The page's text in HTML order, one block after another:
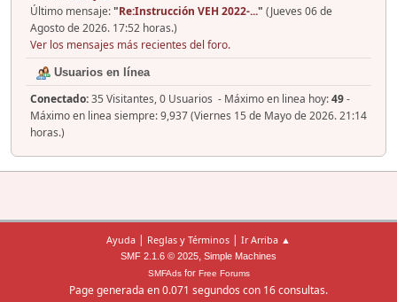
Último mensaje:"Re:Instrucción VEH 2022-..." (Jueves 06 de
Agosto de 2026. 17:52 horas.)
Ver los mensajes más recientes del foro.
Usuarios en línea
Conectado:35 Visitantes, 0 Usuarios - Máximo en linea hoy:49-
Máximo en linea siempre: 9,937 (Viernes 15 de Mayo de 2026. 21:14
horas.)
Ayuda | Reglas y Términos | Ir Arriba ▲
SMF 2.1.6 © 2025, Simple Machines
SMFAdsfor Free Forums
Page generada en 0.071 segundos con 16 consultas.